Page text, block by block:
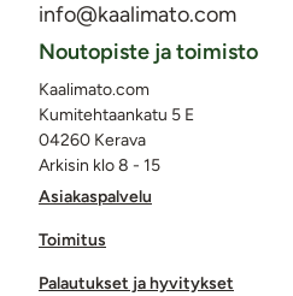
info@kaalimato.com
Asiakaspalvelu
Toimitus
Palautukset ja hyvitykset
Noutopiste ja toimisto
Kaalimato.com
Kumitehtaankatu 5 E
04260 Kerava
Arkisin klo 8 - 15